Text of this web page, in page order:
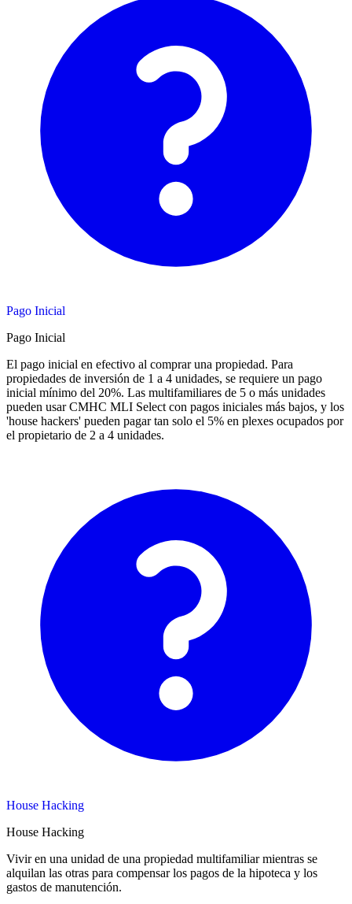
Pago Inicial
Pago Inicial
El pago inicial en efectivo al comprar una propiedad. Para
propiedades de inversión de 1 a 4 unidades, se requiere un pago
inicial mínimo del 20%. Las multifamiliares de 5 o más unidades
pueden usar CMHC MLI Select con pagos iniciales más bajos, y los
'house hackers' pueden pagar tan solo el 5% en plexes ocupados por
el propietario de 2 a 4 unidades.
House Hacking
House Hacking
Vivir en una unidad de una propiedad multifamiliar mientras se
alquilan las otras para compensar los pagos de la hipoteca y los
gastos de manutención.